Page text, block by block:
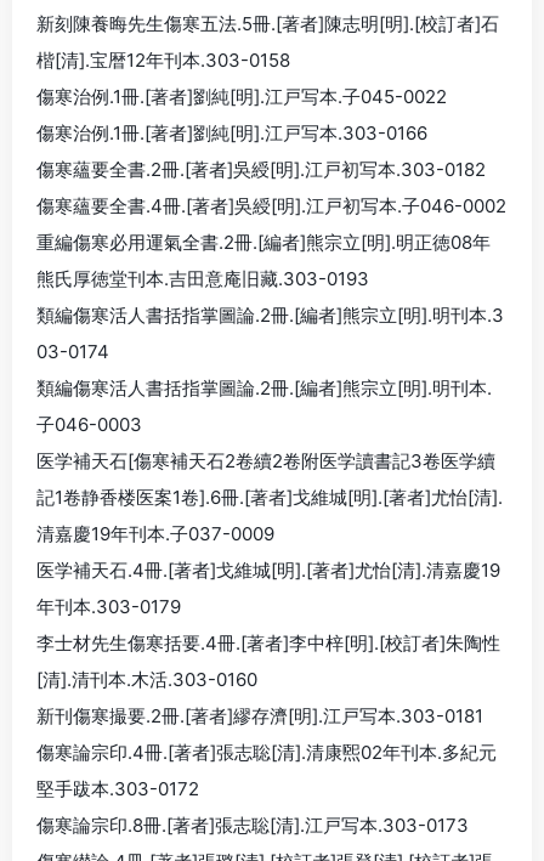
新刻陳養晦先生傷寒五法.5冊.[著者]陳志明[明].[校訂者]石
楷[清].宝暦12年刊本.303-0158
傷寒治例.1冊.[著者]劉純[明].江戸写本.子045-0022
傷寒治例.1冊.[著者]劉純[明].江戸写本.303-0166
傷寒蘊要全書.2冊.[著者]吳綬[明].江戸初写本.303-0182
傷寒蘊要全書.4冊.[著者]吳綬[明].江戸初写本.子046-0002
重編傷寒必用運氣全書.2冊.[編者]熊宗立[明].明正徳08年
熊氏厚徳堂刊本.吉田意庵旧藏.303-0193
類編傷寒活人書括指掌圖論.2冊.[編者]熊宗立[明].明刊本.3
03-0174
類編傷寒活人書括指掌圖論.2冊.[編者]熊宗立[明].明刊本.
子046-0003
医学補天石[傷寒補天石2卷續2卷附医学讀書記3卷医学續
記1卷静香楼医案1卷].6冊.[著者]戈維城[明].[著者]尤怡[清].
清嘉慶19年刊本.子037-0009
医学補天石.4冊.[著者]戈維城[明].[著者]尤怡[清].清嘉慶19
年刊本.303-0179
李士材先生傷寒括要.4冊.[著者]李中梓[明].[校訂者]朱陶性
[清].清刊本.木活.303-0160
新刊傷寒撮要.2冊.[著者]繆存濟[明].江戸写本.303-0181
傷寒論宗印.4冊.[著者]張志聡[清].清康煕02年刊本.多紀元
堅手跋本.303-0172
傷寒論宗印.8冊.[著者]張志聡[清].江戸写本.303-0173